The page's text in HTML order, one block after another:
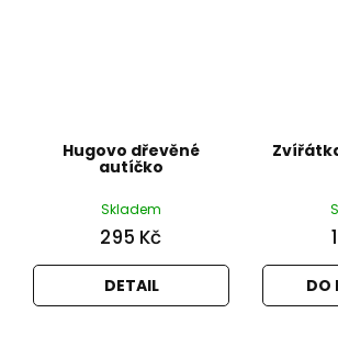
Hugovo dřevěné
autíčko
Skladem
295 Kč
DETAIL DO